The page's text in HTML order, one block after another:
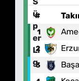
#
1
2
3